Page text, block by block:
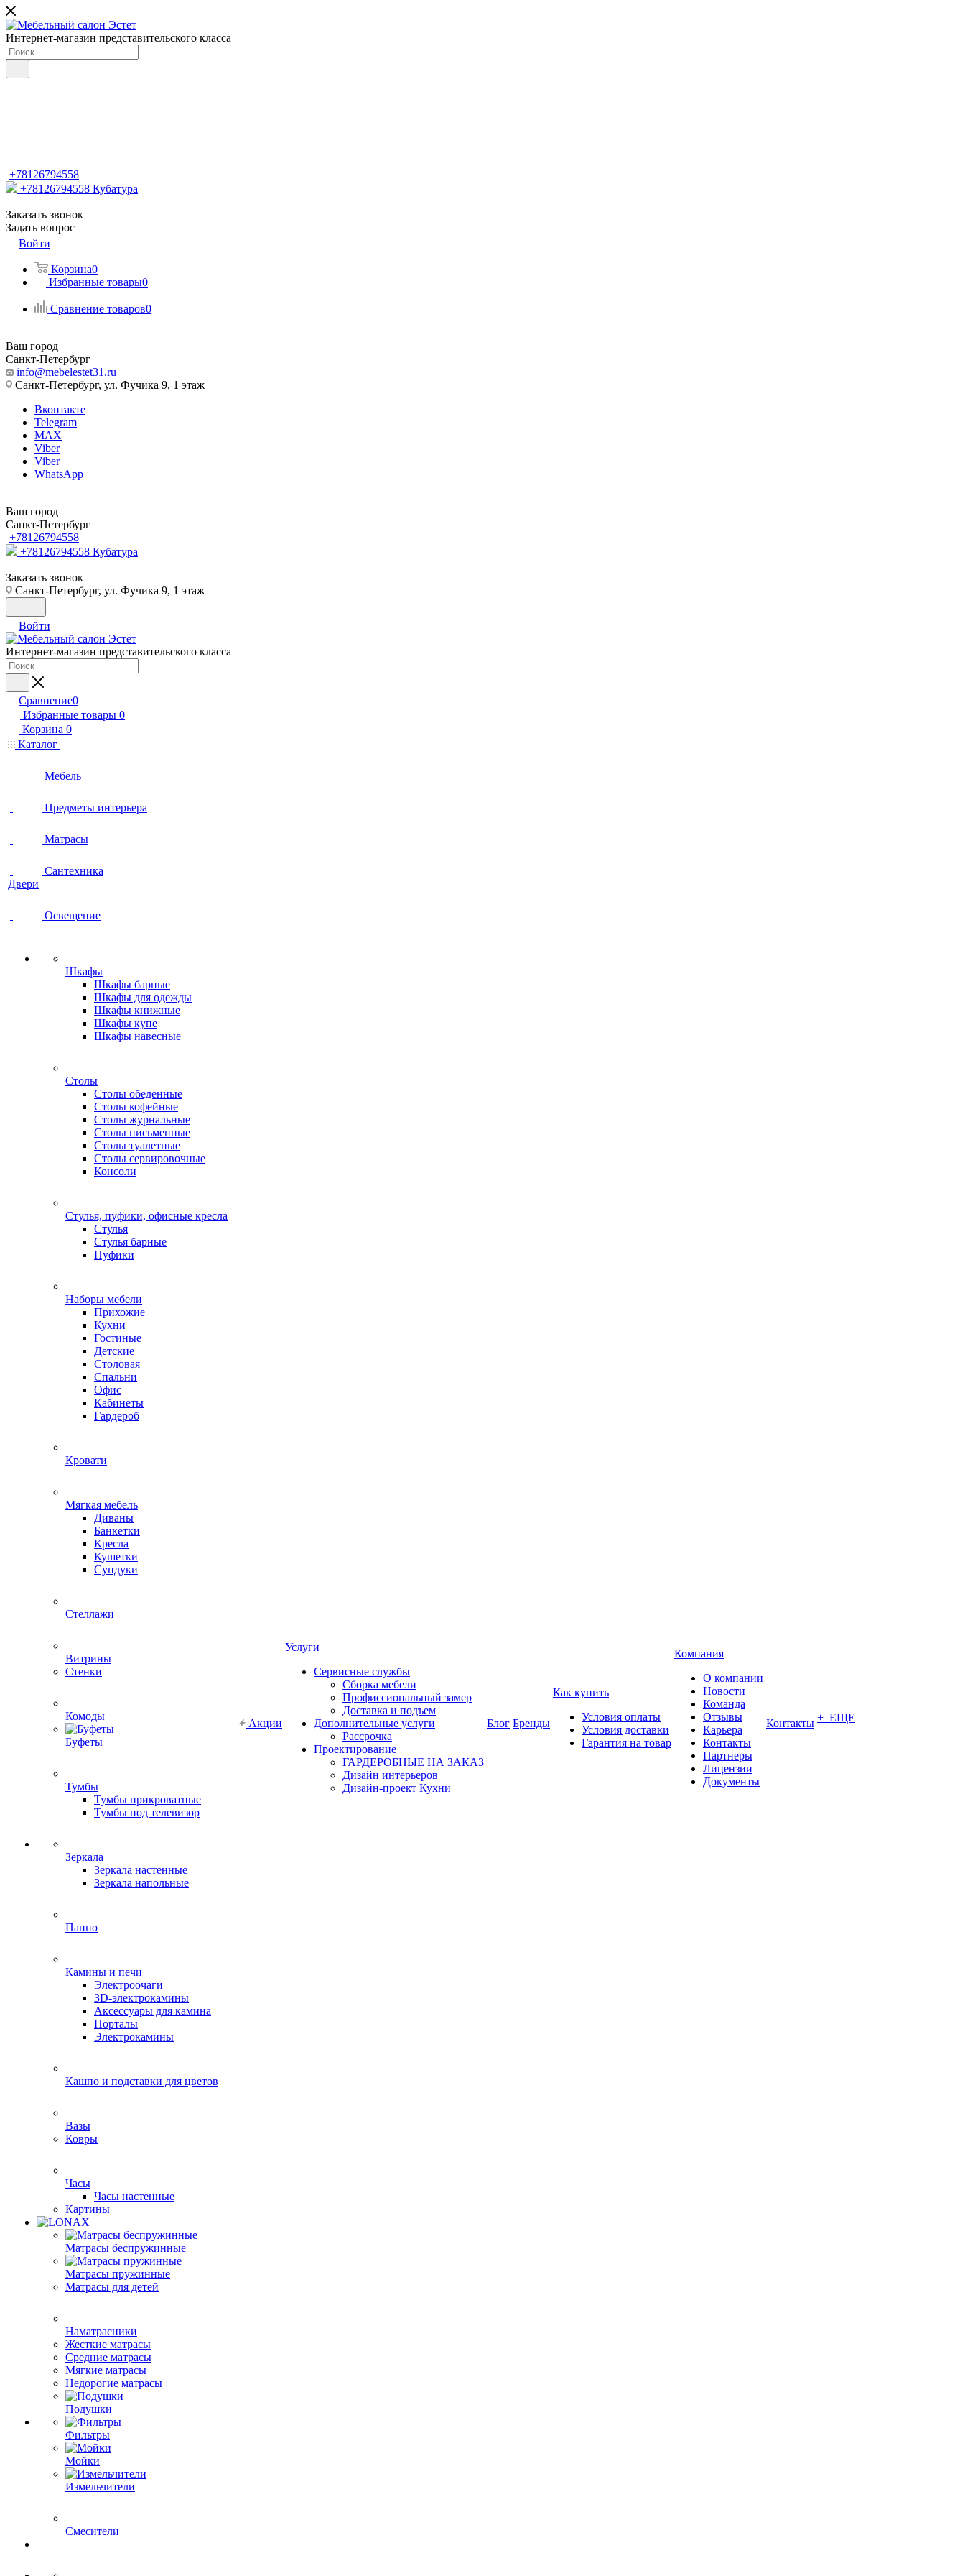
Интернет-магазин представительского класса
+78126794558
+78126794558 Кубатура
Заказать звонок
Задать вопрос
Войти
Корзина0
Избранные товары0
Сравнение товаров0
Ваш город
Санкт-Петербург
info@mebelestet31.ru
Санкт-Петербург, ул. Фучика 9, 1 этаж
Вконтакте
Telegram
MAX
Viber
Viber
WhatsApp
Ваш город
Санкт-Петербург
+78126794558
+78126794558 Кубатура
Заказать звонок
Санкт-Петербург, ул. Фучика 9, 1 этаж
Войти
Интернет-магазин представительского класса
Сравнение0
Избранные товары 0
Корзина 0
Каталог
Мебель
Предметы интерьера
Матрасы
Сантехника
Двери
Освещение
Шкафы
Шкафы барные
Шкафы для одежды
Шкафы книжные
Шкафы купе
Шкафы навесные
Столы
Столы обеденные
Столы кофейные
Столы журнальные
Столы письменные
Столы туалетные
Столы сервировочные
Консоли
Стулья, пуфики, офисные кресла
Стулья
Стулья барные
Пуфики
Наборы мебели
Прихожие
Кухни
Гостиные
Детские
Столовая
Спальни
Офис
Кабинеты
Гардероб
Кровати
Мягкая мебель
Диваны
Банкетки
Кресла
Кушетки
Сундуки
Стеллажи
Витрины
Стенки
Комоды
Буфеты
Тумбы
Тумбы прикроватные
Тумбы под телевизор
Зеркала
Зеркала настенные
Зеркала напольные
Панно
Камины и печи
Электроочаги
3D-электрокамины
Аксессуары для камина
Порталы
Электрокамины
Кашпо и подставки для цветов
Вазы
Ковры
Часы
Часы настенные
Картины
Матрасы беспружинные
Матрасы пружинные
Матрасы для детей
Наматрасники
Жесткие матрасы
Средние матрасы
Мягкие матрасы
Недорогие матрасы
Подушки
Фильтры
Мойки
Измельчители
Смесители
Акции
Услуги
Сервисные службы
Сборка мебели
Профиссиональный замер
Доставка и подъем
Дополнительные услуги
Рассрочка
Проектирование
ГАРДЕРОБНЫЕ НА ЗАКАЗ
Дизайн интерьеров
Дизайн-проект Кухни
Блог Бренды
Как купить
Условия оплаты
Условия доставки
Гарантия на товар
Компания
О компании
Новости
Команда
Отзывы
Карьера
Контакты
Партнеры
Лицензии
Документы
Контакты + ЕЩЕ